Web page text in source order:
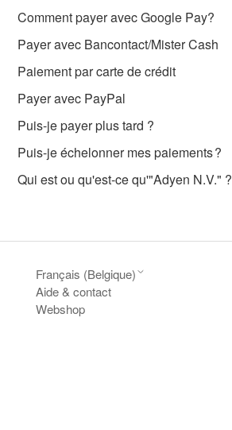
Comment payer avec Google Pay?
Payer avec Bancontact/Mister Cash
Paiement par carte de crédit
Payer avec PayPal
Puis-je payer plus tard ?
Puis-je échelonner mes paiements ?
Qui est ou qu'est-ce qu'"Adyen N.V." ?
Français (Belgique)
Aide & contact
Webshop